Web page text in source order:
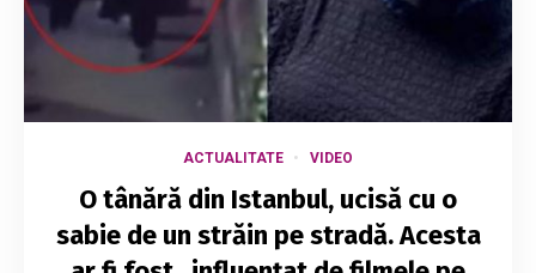
ACTUALITATE VIDEO
O tânără din Istanbul, ucisă cu o
sabie de un străin pe stradă. Acesta